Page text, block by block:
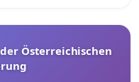
Österreichischen